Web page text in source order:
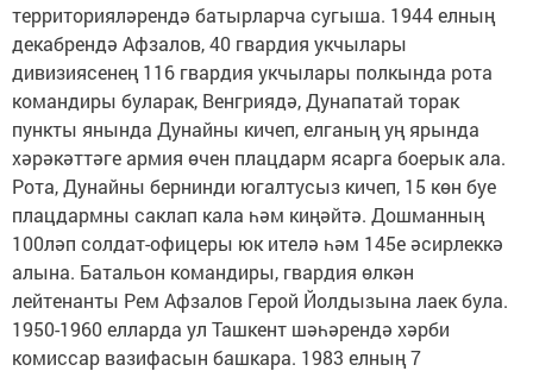
территорияләрендә батырларча сугыша. 1944 елның
декабрендә Афзалов, 40 гвардия укчылары
дивизиясенең 116 гвардия укчылары полкында рота
командиры буларак, Венгриядә, Дунапатай торак
пункты янында Дунайны кичеп, елганың уң ярында
хәрәкәттәге армия өчен плацдарм ясарга боерык ала.
Рота, Дунайны бернинди югалтусыз кичеп, 15 көн буе
плацдармны саклап кала һәм киңәйтә. Дошманның
100ләп солдат-офицеры юк ителә һәм 145е әсирлеккә
алына. Батальон командиры, гвардия өлкән
лейтенанты Рем Афзалов Герой Йолдызына лаек була.
1950-1960 елларда ул Ташкент шәһәрендә хәрби
комиссар вазифасын башкара. 1983 елның 7